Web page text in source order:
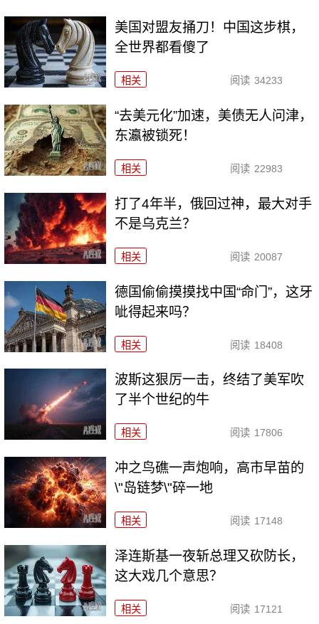
美国对盟友捅刀！中国这步棋，
全世界都看傻了
相关 阅读 34233
“去美元化”加速，美债无人问津，
东瀛被锁死！
相关 阅读 22983
打了4年半，俄回过神，最大对手
不是乌克兰？
相关 阅读 20087
德国偷偷摸摸找中国“命门”，这牙
呲得起来吗？
相关 阅读 18408
波斯这狠厉一击，终结了美军吹
了半个世纪的牛
相关 阅读 17806
冲之鸟礁一声炮响，高市早苗的
\"岛链梦\"碎一地
相关 阅读 17148
泽连斯基一夜斩总理又砍防长，
这大戏几个意思？
相关 阅读 17121